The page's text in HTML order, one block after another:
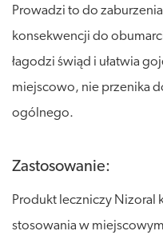
Prowadzi to do
konsekwencji do
łagodzi świąd i ułatwia
miejscowo, nie przenika
ogólnego.
Zastosowanie:
Produkt leczniczy Nizoral
stosowania w